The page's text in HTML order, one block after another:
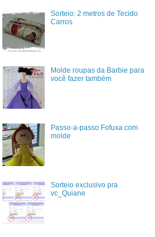
Sorteio: 2 metros de Tecido
Carros
Molde roupas da Barbie para
você fazer também
Passo-a-passo Fofuxa com
molde
Sorteio exclusivo pra
vc_Quiane